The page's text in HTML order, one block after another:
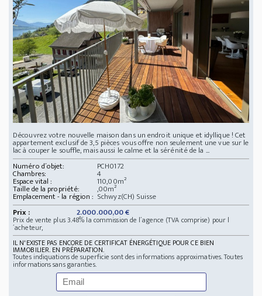
Découvrez votre nouvelle maison dans un endroit unique et idyllique ! Cet
appartement exclusif de 3,5 pièces vous offre non seulement une vue sur le
lac à couper le souffle, mais aussi le calme et la sérénité de la ...
Numéro d´objet:
PCH0172
Chambres: 4
Espace vital : 110,00m²
Taille de la propriété: ,00m²
Emplacement - la région : Schwyz(CH) Suisse
Prix :
2.000.000,00 €
Prix de vente plus 3.48% la commission de l´agence (TVA comprise) pour l
´acheteur,
IL N'EXISTE PAS ENCORE DE CERTIFICAT ÉNERGÉTIQUE POUR CE BIEN
IMMOBILIER. EN PRÉPARATION.
Toutes indiquations de superficie sont des informations approximatives. Toutes
informations sans garanties.